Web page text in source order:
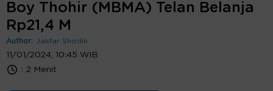
Boy Thohir (MBMA) Telan Belanja
Rp21,4 M
Author: Jakfar Shodik
11/01/2024, 10:45 WIB
: 2 Menit